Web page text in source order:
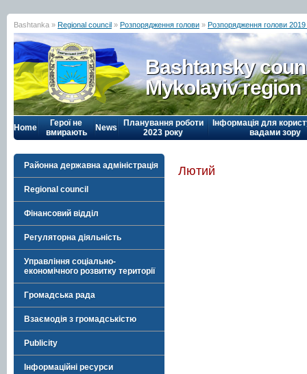
Bashtanka » Regional council » Розпорядження голови » Розпорядження голови 2019
Bashtansky
Mykolayiv region
Home
Герої не
вмирають
News
Планування роботи
2023 року
Інформація для
вадами зору
Районна державна адміністрація
Regional council
Фінансовий відділ
Регуляторна діяльність
Управління соціально-
економічного розвитку території
Громадська рада
Взаємодія з громадськістю
Publicity
Інформаційні ресурси
Лютий